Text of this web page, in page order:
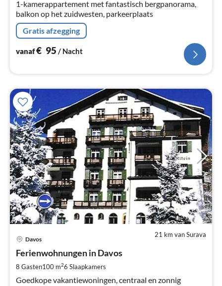
1-kamerappartement met fantastisch bergpanorama,
balkon op het zuidwesten, parkeerplaats
Gratis afzegging
vanaf€ 95 / Nacht
21 km van Surava
Davos
Ferienwohnungen in Davos
8 Gasten100 m26 Slaapkamers
Goedkope vakantiewoningen, centraal en zonnig